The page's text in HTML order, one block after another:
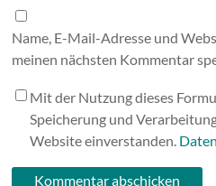
Name, E-Mail-Adresse und
meinen nächsten Kommentar
Mit der Nutzung dieses
Speicherung und
Website einverstanden.